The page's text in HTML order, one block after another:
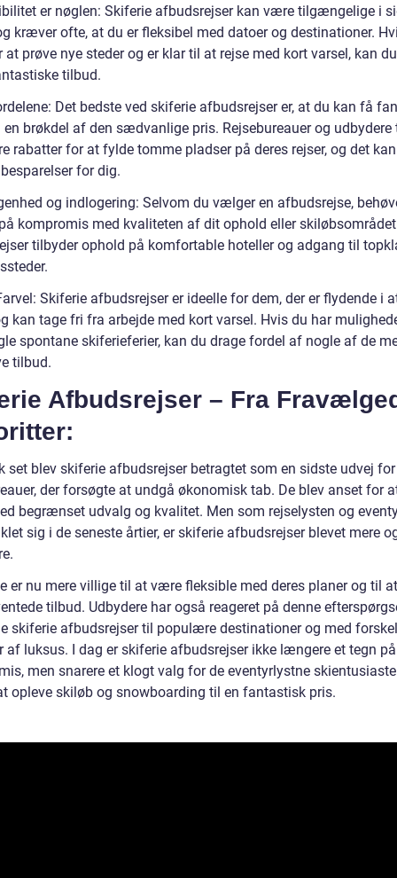
er nøglen: Skiferie afbudsrejser kan være tilgængelige i
kræver ofte, at du er fleksibel med datoer og destinationer.
at prøve nye steder og er klar til at rejse med kort varsel, kan
tilbud.
Det bedste ved skiferie afbudsrejser er, at du kan få
brøkdel af den sædvanlige pris. Rejsebureauer og udbydere
rabatter for at fylde tomme pladser på deres rejser, og det
for dig.
og indlogering: Selvom du vælger en afbudsrejse,
kompromis med kvaliteten af dit ophold eller
tilbyder ophold på komfortable hoteller og adgang til
Skiferie afbudsrejser er ideelle for dem, der er flydende i
kan tage fri fra arbejde med kort varsel. Hvis du har
spontane skiferieferier, kan du drage fordel af nogle af de
tilbud.
Afbudsrejser – Fra
set blev skiferie afbudsrejser betragtet som en sidste udvej for
der forsøgte at undgå økonomisk tab. De blev anset for
begrænset udvalg og kvalitet. Men som rejselysten og
sig i de seneste årtier, er skiferie afbudsrejser blevet mere
er nu mere villige til at være fleksible med deres planer og til
tilbud. Udbydere har også reageret på denne
skiferie afbudsrejser til populære destinationer og med
af luksus. I dag er skiferie afbudsrejser ikke længere et tegn på
men snarere et klogt valg for de eventyrlystne
opleve skiløb og snowboarding til en fantastisk pris.